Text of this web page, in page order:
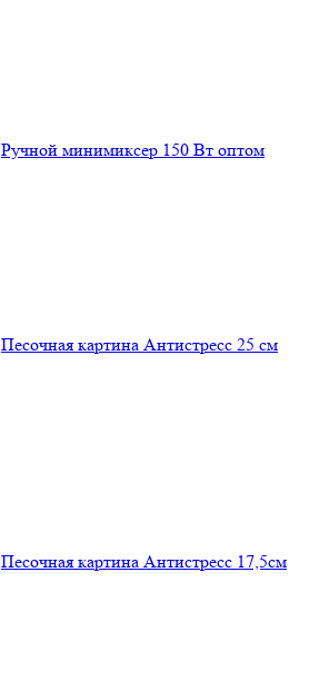
Ручной минимиксер 150 Вт оптом
Песочная картина Антистресс 25 см
Песочная картина Антистресс 17,5см